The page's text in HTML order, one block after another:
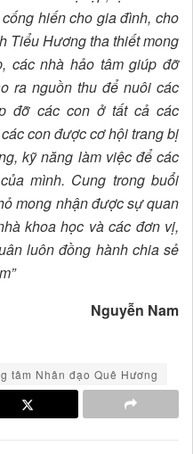
hiến cho gia đình, cho
Tiểu Hương tha thiết mong
các nhà hảo tâm giúp đỡ
ra nguồn thu để nuôi các
đỡ các con ở tất cả các
con được cơ hội trang bị
kỹ năng làm việc để các
mình. Cung trong buổi
mong nhận được sự quan
khoa học và các đơn vị,
luôn đồng hành chia sẻ
Nguyễn Nam
tâm Nhân đạo Quê Hương